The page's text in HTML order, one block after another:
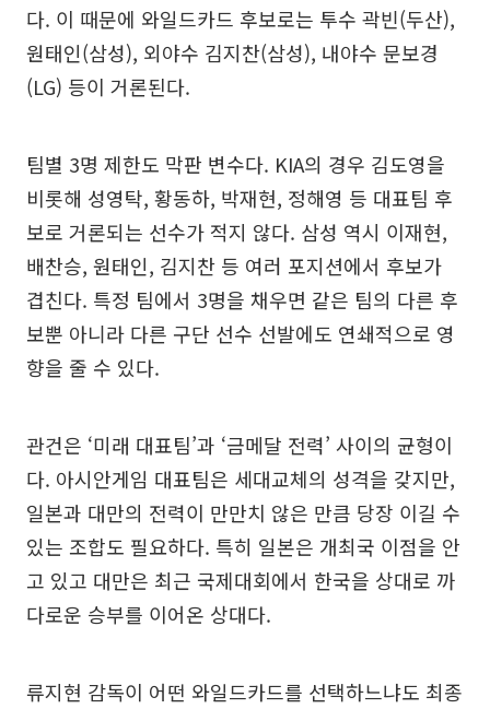
다. 이 때문에 와일드카드 후보로는 투수 곽빈(두산),
원태인(삼성), 외야수 김지찬(삼성), 내야수 문보경
(LG) 등이 거론된다.
팀별 3명 제한도 막판 변수다. KIA의 경우 김도영을
비롯해 성영탁, 황동하, 박재현, 정해영 등 대표팀 후
보로 거론되는 선수가 적지 않다. 삼성 역시 이재현,
배찬승, 원태인, 김지찬 등 여러 포지션에서 후보가
겹친다. 특정 팀에서 3명을 채우면 같은 팀의 다른 후
보뿐 아니라 다른 구단 선수 선발에도 연쇄적으로 영
향을 줄 수 있다.
관건은 ‘미래 대표팀’과 ‘금메달 전력’ 사이의 균형이
다. 아시안게임 대표팀은 세대교체의 성격을 갖지만,
일본과 대만의 전력이 만만치 않은 만큼 당장 이길 수
있는 조합도 필요하다. 특히 일본은 개최국 이점을 안
고 있고 대만은 최근 국제대회에서 한국을 상대로 까
다로운 승부를 이어온 상대다.
류지현 감독이 어떤 와일드카드를 선택하느냐도 최종